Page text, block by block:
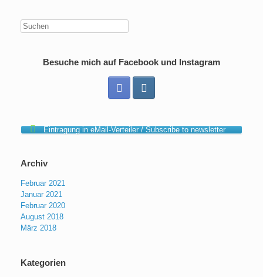
Besuche mich auf Facebook und Instagram
Eintragung in eMail-Verteiler / Subscribe to newsletter
Archiv
Februar 2021
Januar 2021
Februar 2020
August 2018
März 2018
Kategorien